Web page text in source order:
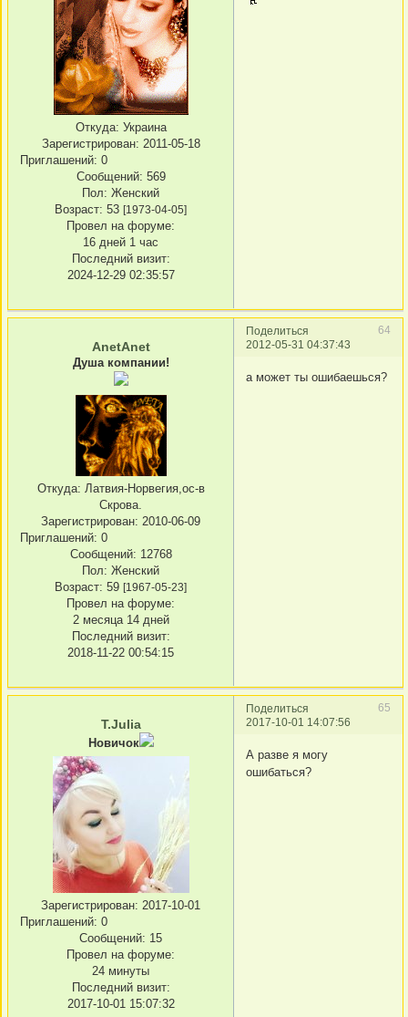
Откуда: Украина
Зарегистрирован: 2011-05-18
Приглашений: 0
Сообщений: 569
Пол: Женский
Возраст: 53 [1973-04-05]
Провел на форуме:
16 дней 1 час
Последний визит:
2024-12-29 02:35:57
Поделиться
64
2012-05-31 04:37:43
AnetAnet
Душа компании!
Откуда: Латвия-Норвегия,ос-в
Скрова.
Зарегистрирован: 2010-06-09
Приглашений: 0
Сообщений: 12768
Пол: Женский
Возраст: 59 [1967-05-23]
Провел на форуме:
2 месяца 14 дней
Последний визит:
2018-11-22 00:54:15
а может ты ошибаешься?
Поделиться
65
2017-10-01 14:07:56
T.Julia
Новичок
Зарегистрирован: 2017-10-01
Приглашений: 0
Сообщений: 15
Провел на форуме:
24 минуты
Последний визит:
2017-10-01 15:07:32
А разве я могу
ошибаться?